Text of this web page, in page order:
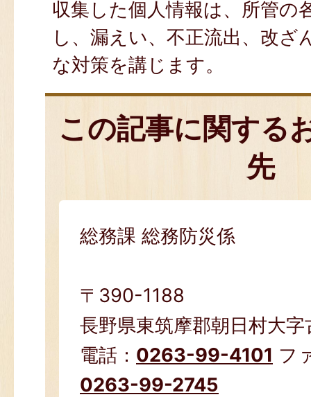
収集した個人情報は、所管の
し、漏えい、不正流出、改ざ
な対策を講じます。
この記事に関する
先
総務課 総務防災係
〒390-1188
長野県東筑摩郡朝日村大
電話： 0263-99-4101 フ
0263-99-2745